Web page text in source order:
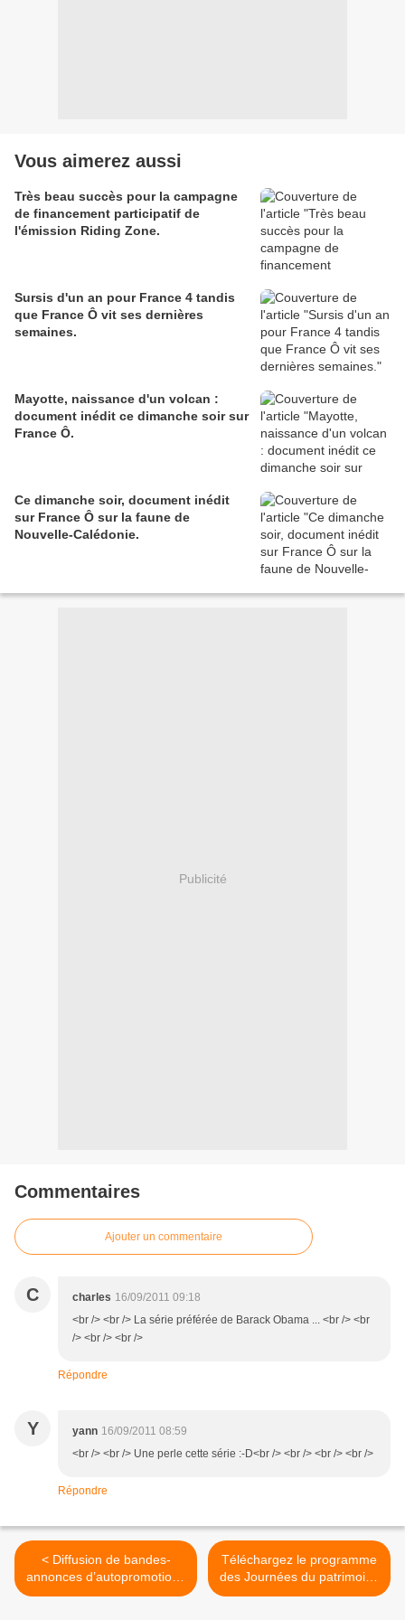
Vous aimerez aussi
Très beau succès pour la campagne
de financement participatif de
l'émission Riding Zone.
Sursis d'un an pour France 4 tandis
que France Ô vit ses dernières
semaines.
Mayotte, naissance d'un volcan :
document inédit ce dimanche soir sur
France Ô.
Ce dimanche soir, document inédit
sur France Ô sur la faune de
Nouvelle-Calédonie.
Publicité
Commentaires
Ajouter un commentaire
C charles 16/09/2011 09:18
<br /> <br /> La série préférée de Barack Obama ... <br /> <br
/> <br /> <br />
Répondre
Y yann 16/09/2011 08:59
<br /> <br /> Une perle cette série :-D<br /> <br /> <br /> <br />
Répondre
< Diffusion de bandes-
annonces d’autopromotion :
le CSA écrit aux chaînes.
Téléchargez le programme
des Journées du patrimoine
de votre ville. >